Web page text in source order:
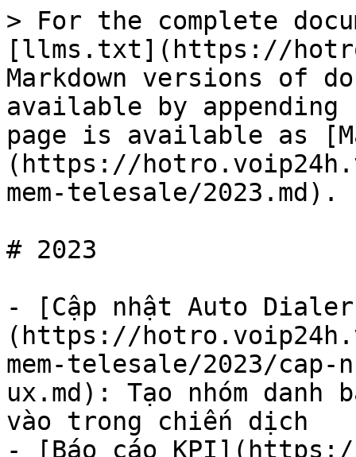
> For the complete
[llms.txt](https://
Markdown versions of
available by
page is available as
(https://
mem-telesale/2023.md).
# 2023
- [Cập nhật Auto Dialer
(https://
mem-telesale/2023/
ux.md): Tạo nhóm danh
vào trong chiến dịch
- [Báo cáo